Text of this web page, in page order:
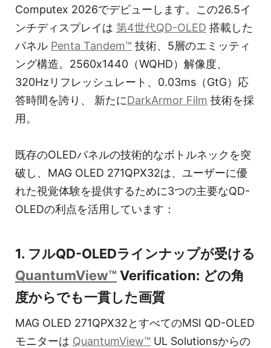
Computex 2026でデビューします。この26.5イ
ンチディスプレイは 第4世代QD-OLED 搭載した
パネル Penta Tandem™ 技術、5層のエミッティ
ング構造。2560x1440（WQHD）解像度、
320Hzリフレッシュレート、0.03ms（GtG）応
答時間を誇り、 新たにDarkArmor Film 技術を採
用。
既存のOLEDパネルの技術的なボトルネックを突
破し、MAG OLED 271QPX32は、ユーザーに優
れた視覚体験を提供するために3つの主要なQD-
OLEDの利点を活用しています：
1. フルQD-OLEDラインナップが受ける
QuantumView™ Verification: どの角
度からでも一貫した画質
MAG OLED 271QPX32とすべてのMSI QD-OLED
モニターは QuantumView™ UL Solutionsからの